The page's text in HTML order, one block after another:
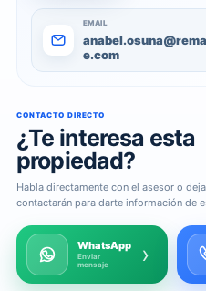
EMAIL
e.com
CONTACTO DIRECTO
¿Te interesa esta
propiedad?
Habla directamente con el asesor o
contactarán para darte información de
WhatsApp
Enviar
mensaje
›